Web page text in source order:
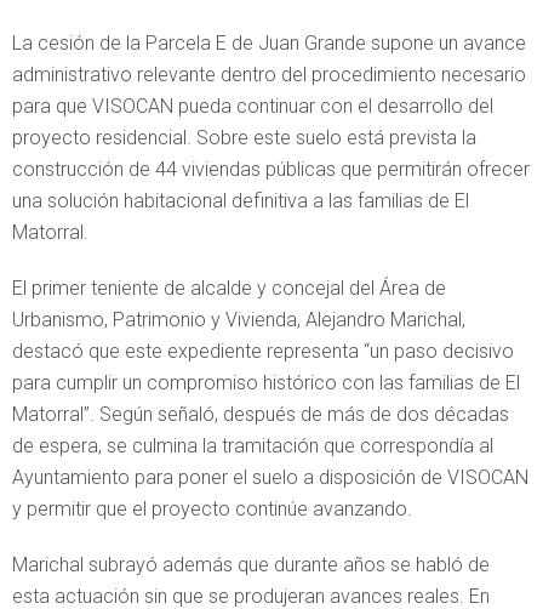
La cesión de la Parcela E de Juan Grande supone un avance
administrativo relevante dentro del procedimiento necesario
para que VISOCAN pueda continuar con el desarrollo del
proyecto residencial. Sobre este suelo está prevista la
construcción de 44 viviendas públicas que permitirán ofrecer
una solución habitacional definitiva a las familias de El
Matorral.
El primer teniente de alcalde y concejal del Área de
Urbanismo, Patrimonio y Vivienda, Alejandro Marichal,
destacó que este expediente representa “un paso decisivo
para cumplir un compromiso histórico con las familias de El
Matorral”. Según señaló, después de más de dos décadas
de espera, se culmina la tramitación que correspondía al
Ayuntamiento para poner el suelo a disposición de VISOCAN
y permitir que el proyecto continúe avanzando.
Marichal subrayó además que durante años se habló de
esta actuación sin que se produjeran avances reales. En